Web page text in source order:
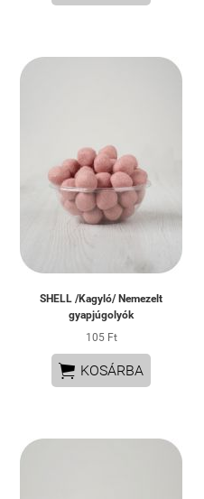
SHELL /Kagyló/ Nemezelt
gyapjúgolyók
105 Ft
 KOSÁRBA